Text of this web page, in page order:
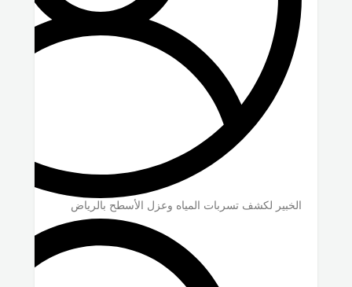
الخبير لكشف تسربات المياه وعزل الأسطح بالرياض